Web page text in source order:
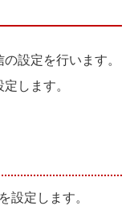
設定を行います。
します。
設定します。